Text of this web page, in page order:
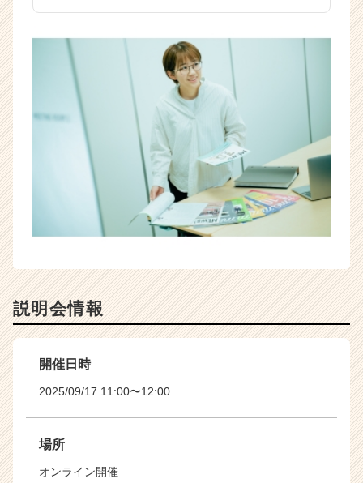
e
r）
説明会情報
開催日時
2025/09/17 11:00〜12:00
場所
オンライン開催